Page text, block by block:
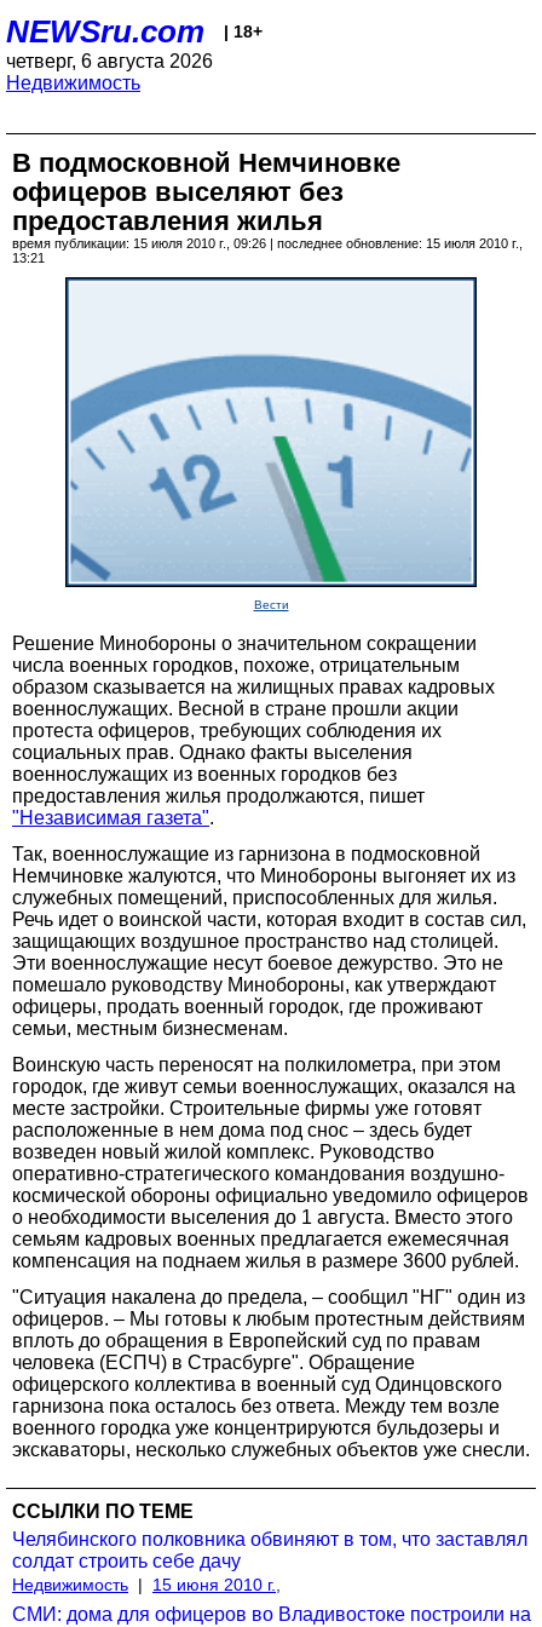
NEWSru.com | 18+
четверг, 6 августа 2026
Недвижимость
В подмосковной Немчиновке
офицеров выселяют без
предоставления жилья
время публикации: 15 июля 2010 г., 09:26 | последнее обновление: 15 июля 2010 г.,
13:21
Вести
Решение Минобороны о значительном сокращении
числа военных городков, похоже, отрицательным
образом сказывается на жилищных правах кадровых
военнослужащих. Весной в стране прошли акции
протеста офицеров, требующих соблюдения их
социальных прав. Однако факты выселения
военнослужащих из военных городков без
предоставления жилья продолжаются, пишет
"Независимая газета".
Так, военнослужащие из гарнизона в подмосковной
Немчиновке жалуются, что Минобороны выгоняет их из
служебных помещений, приспособленных для жилья.
Речь идет о воинской части, которая входит в состав сил,
защищающих воздушное пространство над столицей.
Эти военнослужащие несут боевое дежурство. Это не
помешало руководству Минобороны, как утверждают
офицеры, продать военный городок, где проживают
семьи, местным бизнесменам.
Воинскую часть переносят на полкилометра, при этом
городок, где живут семьи военнослужащих, оказался на
месте застройки. Строительные фирмы уже готовят
расположенные в нем дома под снос – здесь будет
возведен новый жилой комплекс. Руководство
оперативно-стратегического командования воздушно-
космической обороны официально уведомило офицеров
о необходимости выселения до 1 августа. Вместо этого
семьям кадровых военных предлагается ежемесячная
компенсация на поднаем жилья в размере 3600 рублей.
"Ситуация накалена до предела, – сообщил "НГ" один из
офицеров. – Мы готовы к любым протестным действиям
вплоть до обращения в Европейский суд по правам
человека (ЕСПЧ) в Страсбурге". Обращение
офицерского коллектива в военный суд Одинцовского
гарнизона пока осталось без ответа. Между тем возле
военного городка уже концентрируются бульдозеры и
экскаваторы, несколько служебных объектов уже снесли.
ССЫЛКИ ПО ТЕМЕ
Челябинского полковника обвиняют в том, что заставлял
солдат строить себе дачу
Недвижимость | 15 июня 2010 г.,
СМИ: дома для офицеров во Владивостоке построили на